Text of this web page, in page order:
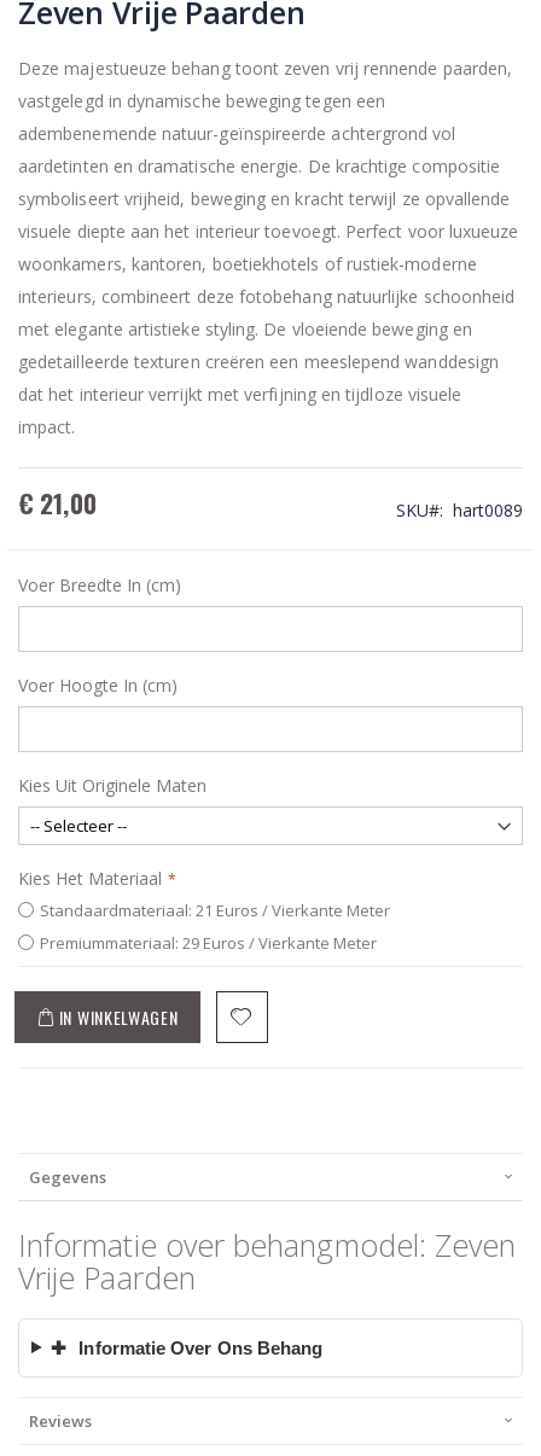
Zeven Vrije Paarden
Deze majestueuze behang toont zeven vrij rennende paarden,
vastgelegd in dynamische beweging tegen een
adembenemende natuur-geïnspireerde achtergrond vol
aardetinten en dramatische energie. De krachtige compositie
symboliseert vrijheid, beweging en kracht terwijl ze opvallende
visuele diepte aan het interieur toevoegt. Perfect voor luxueuze
woonkamers, kantoren, boetiekhotels of rustiek-moderne
interieurs, combineert deze fotobehang natuurlijke schoonheid
met elegante artistieke styling. De vloeiende beweging en
gedetailleerde texturen creëren een meeslepend wanddesign
dat het interieur verrijkt met verfijning en tijdloze visuele
impact.
€ 21,00 SKU hart0089
Voer Breedte In (cm)
Voer Hoogte In (cm)
Kies Uit Originele Maten
Kies Het Materiaal
Standaardmateriaal: 21 Euros / Vierkante Meter
Premiummateriaal: 29 Euros / Vierkante Meter
IN WINKELWAGEN
Gegevens
Informatie over behangmodel: Zeven
Vrije Paarden
✚ Informatie Over Ons Behang
Reviews